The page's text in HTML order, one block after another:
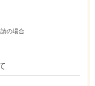
の場合